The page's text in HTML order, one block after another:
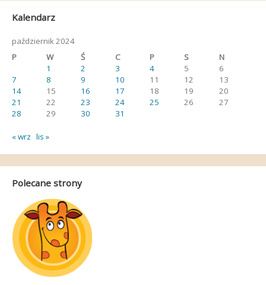
Kalendarz
październik 2024
P
W Ś C P S
N
1
2 3 4 5
6
7
8 9 10 11 12
13
14
15 16 17 18 19
20
21
22 23 24 25 26
27
28
29 30 31
« wrz lis »
Polecane strony